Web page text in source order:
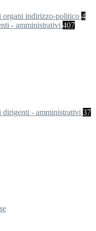
organi indirizzo-politico 4
- amministrativi 407
dirigenti - amministrativi 37